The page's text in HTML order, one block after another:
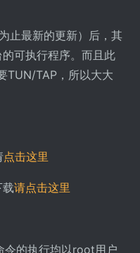
止最新的更新）后，其
可执行程序。而且此
TUN/TAP，所以大大
点击这里
请点击这里
令的执行均以root用户